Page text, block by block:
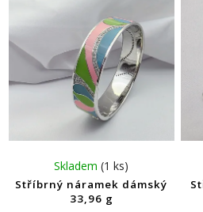
Stříbrný náramek dámský
33,96 g
Skladem(1 ks)